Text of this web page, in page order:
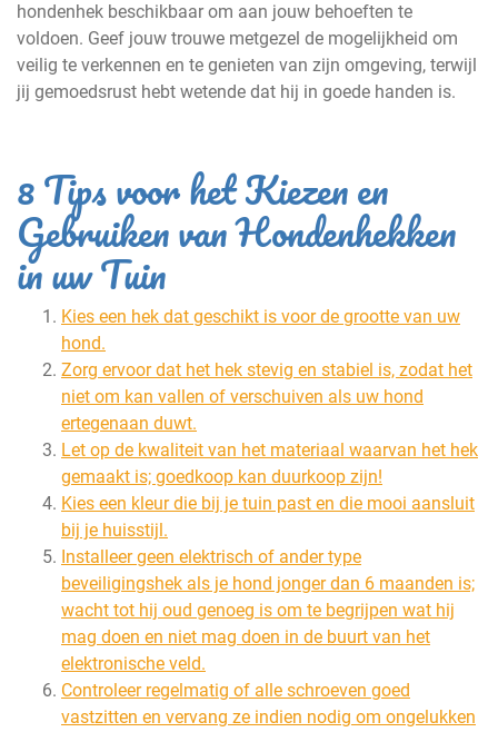
hondenhek beschikbaar om aan jouw behoeften te
voldoen. Geef jouw trouwe metgezel de mogelijkheid om
veilig te verkennen en te genieten van zijn omgeving, terwijl
jij gemoedsrust hebt wetende dat hij in goede handen is.
8 Tips voor het Kiezen en
Gebruiken van Hondenhekken
in uw Tuin
Kies een hek dat geschikt is voor de grootte van uw
hond.
Zorg ervoor dat het hek stevig en stabiel is, zodat het
niet om kan vallen of verschuiven als uw hond
ertegenaan duwt.
Let op de kwaliteit van het materiaal waarvan het hek
gemaakt is; goedkoop kan duurkoop zijn!
Kies een kleur die bij je tuin past en die mooi aansluit
bij je huisstijl.
Installeer geen elektrisch of ander type
beveiligingshek als je hond jonger dan 6 maanden is;
wacht tot hij oud genoeg is om te begrijpen wat hij
mag doen en niet mag doen in de buurt van het
elektronische veld.
Controleer regelmatig of alle schroeven goed
vastzitten en vervang ze indien nodig om ongelukken